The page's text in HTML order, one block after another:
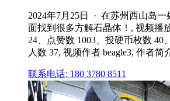
2024年7月25日 · 在苏州西山岛
面找到很多方解石晶体！, 视频播
24、点赞数 1003、投硬币枚数 40
人数 37, 视频作者 beagle3, 作者简
联系电话: 180 3780 8511